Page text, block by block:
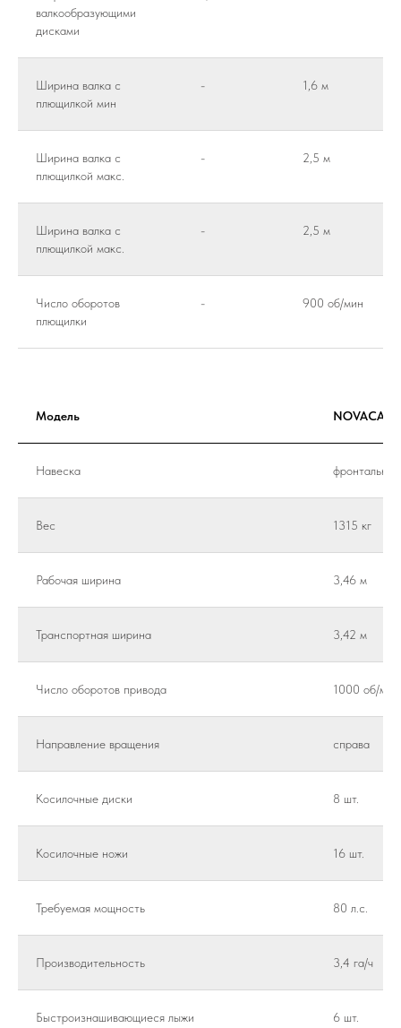
валкообразующими
дисками
Ширина валка с
плющилкой мин
- 1,6 м
Ширина валка с
плющилкой макс.
- 2,5 м
Ширина валка с
плющилкой макс.
- 2,5 м
Число оборотов
плющилки
- 900 об/мин
Модель NOVACAT
Навеска фронтальная
Вес 1315 кг
Рабочая ширина 3,46 м
Транспортная ширина 3,42 м
Число оборотов привода 1000 об/мин
Направление вращения справа
Косилочные диски 8 шт.
Косилочные ножи 16 шт.
Требуемая мощность 80 л.с.
Производительность 3,4 га/ч
Быстроизнашивающиеся лыжи 6 шт.